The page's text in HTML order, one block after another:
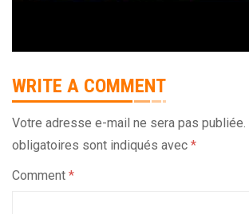
WRITE A COMMENT
Votre adresse e-mail ne sera pas publiée.
obligatoires sont indiqués avec *
Comment *